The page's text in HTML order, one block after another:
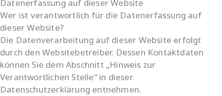
Datenerfassung auf dieser Website
Wer ist verantwortlich für die Datenerfassung auf
dieser Website?
Die Datenverarbeitung auf dieser Website erfolgt
durch den Websitebetreiber. Dessen Kontaktdaten
können Sie dem Abschnitt „Hinweis zur
Verantwortlichen Stelle“ in dieser
Datenschutzerklärung entnehmen.